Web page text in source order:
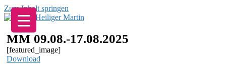
Zum Inhalt springen
MM 09.08.-17.08.2025
[featured_image]
Download